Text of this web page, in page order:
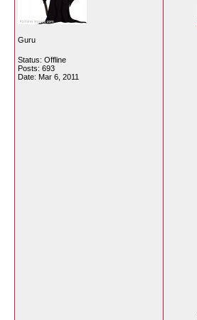
Guru
Status: Offline
Posts: 693
Date: Mar 6, 2011